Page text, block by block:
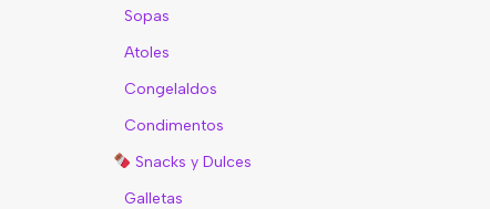
Sopas
Atoles
Congelaldos
Condimentos
Snacks y Dulces
Galletas